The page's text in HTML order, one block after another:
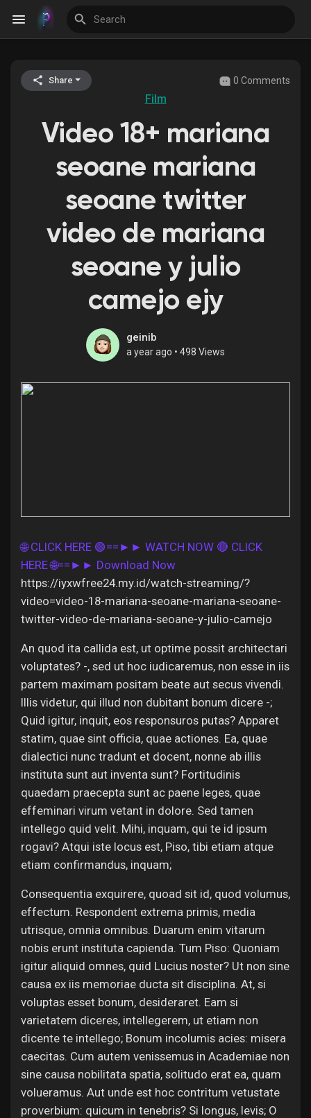
Discover Events
My Events
Discover Blogs
Discover Groups
My Groups
Offers
Jobs
Share 0 Comments
Film
Video 18+ mariana
seoane mariana
seoane twitter
video de mariana
seoane y julio
camejo ejy
geinib
a year ago • 498 Views
🌐 CLICK HERE 🟢==►► WATCH NOW 🔴 CLICK
HERE 🌐==►► Download Now
https://iyxwfree24.my.id/watch-streaming/?
video=video-18-mariana-seoane-mariana-seoane-
twitter-video-de-mariana-seoane-y-julio-camejo
An quod ita callida est, ut optime possit architectari
voluptates? -, sed ut hoc iudicaremus, non esse in iis
partem maximam positam beate aut secus vivendi.
Illis videtur, qui illud non dubitant bonum dicere -;
Quid igitur, inquit, eos responsuros putas? Apparet
statim, quae sint officia, quae actiones. Ea, quae
dialectici nunc tradunt et docent, nonne ab illis
instituta sunt aut inventa sunt? Fortitudinis
quaedam praecepta sunt ac paene leges, quae
effeminari virum vetant in dolore. Sed tamen
intellego quid velit. Mihi, inquam, qui te id ipsum
rogavi? Atqui iste locus est, Piso, tibi etiam atque
etiam confirmandus, inquam;
Consequentia exquirere, quoad sit id, quod volumus,
effectum. Respondent extrema primis, media
utrisque, omnia omnibus. Duarum enim vitarum
nobis erunt instituta capienda. Tum Piso: Quoniam
igitur aliquid omnes, quid Lucius noster? Ut non sine
causa ex iis memoriae ducta sit disciplina. At, si
voluptas esset bonum, desideraret. Eam si
varietatem diceres, intellegerem, ut etiam non
dicente te intellego; Bonum incolumis acies: misera
caecitas. Cum autem venissemus in Academiae non
sine causa nobilitata spatia, solitudo erat ea, quam
volueramus. Aut unde est hoc contritum vetustate
proverbium: quicum in tenebris? Si longus, levis; O